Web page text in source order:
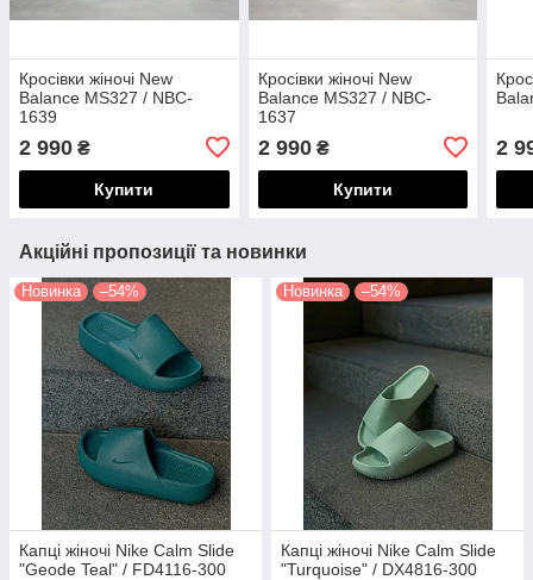
Кросівки жіночі New
Balance MS327 / NBC-
1639
2 990 ₴
Купити
Кросівки жіночі New
Balance MS327 / NBC-
1637
2 990₴
Купити
2
Акційні пропозиції та новинки
Новинка –54%
Капці жіночі Nike Calm Slide
"Geode Teal" / FD4116-300
Новинка –54%
Капці жіночі Nike Calm Slide
"Turquoise" / DX4816-300